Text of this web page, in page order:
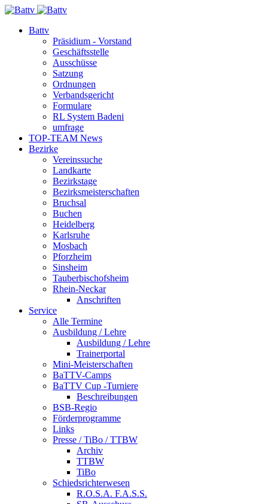
Battv
Präsidium - Vorstand
Geschäftsstelle
Ausschüsse
Satzung
Ordnungen
Verbandsgericht
Formulare
RL System Badeni
umfrage
TOP-TEAM News
Bezirke
Vereinssuche
Landkarte
Bezirkstage
Bezirksmeisterschaften
Bruchsal
Buchen
Heidelberg
Karlsruhe
Mosbach
Pforzheim
Sinsheim
Tauberbischofsheim
Rhein-Neckar
Anschriften
Service
Alle Termine
Ausbildung / Lehre
Ausbildung / Lehre
Trainerportal
Mini-Meisterschaften
BaTTV-Camps
BaTTV Cup -Turniere
Beschreibungen
BSB-Regio
Förderprogramme
Links
Presse / TiBo / TTBW
Archiv
TTBW
TiBo
Schiedsrichterwesen
R.O.S.A. F.A.S.S.